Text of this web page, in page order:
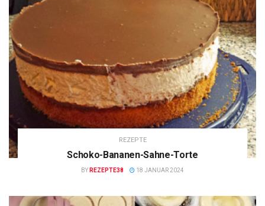
REZEPTE
Schoko-Bananen-Sahne-Torte
BY REZEPTE38 18 JANUAR 2024